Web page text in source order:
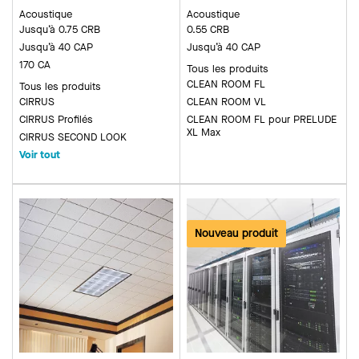
Acoustique
Jusqu’à 0.75 CRB
Jusqu’à 40 CAP
170 CA
Tous les produits
CIRRUS
CIRRUS Profilés
CIRRUS SECOND LOOK
Voir tout
Acoustique
0.55 CRB
Jusqu’à 40 CAP
Tous les produits
CLEAN ROOM FL
CLEAN ROOM VL
CLEAN ROOM FL pour PRELUDE
XL Max
Nouveau produit